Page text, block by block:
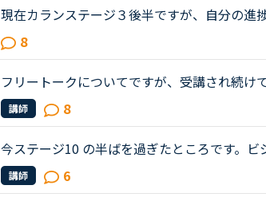
現在カランステージ３後半ですが、自分の進
ら出てこないことにかなり自己嫌悪を感じて
ています。ようやくステージ３も終...
8
フリートークについてですが、受講され続け
ることあれば教えていただけないでしょうか
リートークを受講する機会を増やし...
講師 8
今ステージ10 の半ばを過ぎたところです。
をなさっているかたにアドバイスいただきた
ネスにハイタッチたほうがいいです...
講師 6